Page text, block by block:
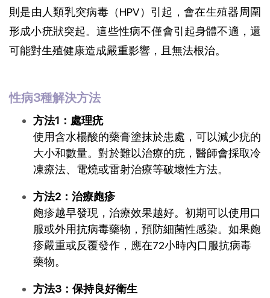
則是由人類乳突病毒（HPV）引起，會在生殖器周圍
形成小疣狀突起。這些性病不僅會引起身體不適，還
可能對生殖健康造成嚴重影響，且無法根治。
性病3種解決方法
方法1：處理疣
使用含水楊酸的藥膏塗抹於患處，可以減少疣的
大小和數量。對於難以治療的疣，醫師會採取冷
凍療法、電燒或雷射治療等破壞性方法。
方法2：治療皰疹
皰疹越早發現，治療效果越好。初期可以使用口
服或外用抗病毒藥物，預防細菌性感染。如果皰
疹嚴重或反覆發作，應在72小時內口服抗病毒
藥物。
方法3：保持良好衛生